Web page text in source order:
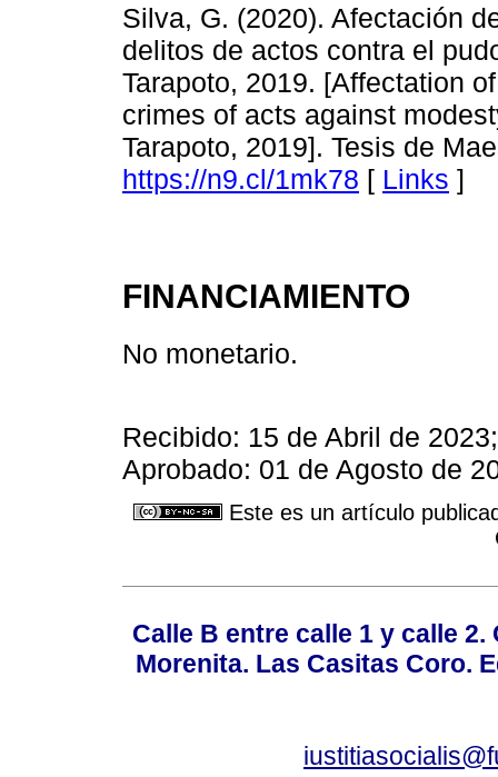
Silva, G. (2020). Afectación
delitos de actos contra el
Tarapoto, 2019. [Affectation
crimes of acts against
Tarapoto, 2019]. Tesis de
https://n9.cl/1mk78 [ Links ]
FINANCIAMIENTO
No monetario.
Recibido: 15 de Abril de
Aprobado: 01 de Agosto de
Este es un artículo
Calle B entre calle 1 y calle
Morenita. Las Casitas Coro.